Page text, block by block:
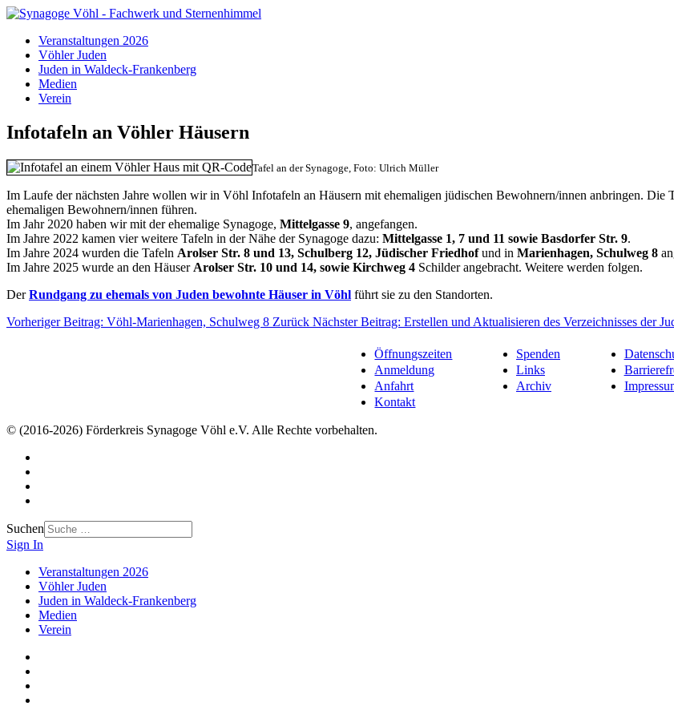
Veranstaltungen 2026
Vöhler Juden
Juden in Waldeck-Frankenberg
Medien
Verein
Infotafeln an Vöhler Häusern
Tafel an der Synagoge, Foto: Ulrich Müller
Im Laufe der nächsten Jahre wollen wir in Vöhl Infotafeln an Häusern mit ehemaligen jüdischen Bewohnern/innen anbringen. Die
ehemaligen Bewohnern/innen führen.
Im Jahr 2020 haben wir mit der ehemalige Synagoge, Mittelgasse 9, angefangen.
Im Jahre 2022 kamen vier weitere Tafeln in der Nähe der Synagoge dazu: Mittelgasse 1, 7 und 11 sowie Basdorfer Str. 9.
Im Jahre 2024 wurden die Tafeln Arolser Str. 8 und 13, Schulberg 12, Jüdischer Friedhofund in Marienhagen, Schulweg 8
Im Jahre 2025 wurde an den Häuser Arolser Str. 10 und 14, sowie Kirchweg 4 Schilder angebracht. Weitere werden folgen.
DerRundgang zu ehemals von Juden bewohnte Häuser in Vöhl führt sie zu den Standorten.
Vorheriger Beitrag: Vöhl-Marienhagen, Schulweg 8 Zurück Nächster Beitrag: Erstellen und Aktualisieren des Verzeichnisses der
Öffnungszeiten
Anmeldung
Anfahrt
Kontakt
Spenden
Links
Archiv
© (2016-2026) Förderkreis Synagoge Vöhl e.V. Alle Rechte vorbehalten.
Suchen
Sign In
Veranstaltungen 2026
Vöhler Juden
Juden in Waldeck-Frankenberg
Medien
Verein